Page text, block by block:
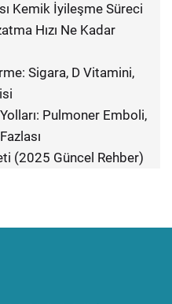
Kemik İyileşme Süreci
Hızı Ne Kadar
Sigara, D Vitamini,
Pulmoner Emboli,
(2025 Güncel Rehber)